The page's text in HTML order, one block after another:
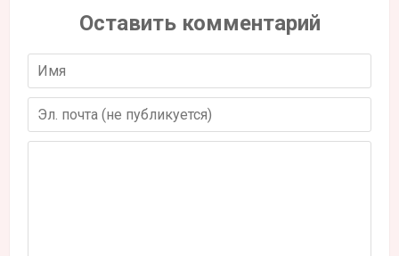
Оставить комментарий